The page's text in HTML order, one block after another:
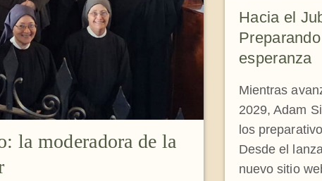
la moderadora de la
Hacia el
esperanza
Mientras
2029, Adam
los
Desde el
nuevo sitio